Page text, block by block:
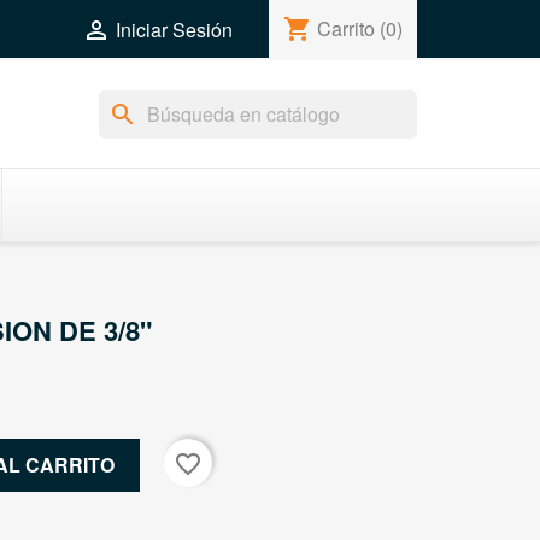
 Iniciar Sesión shopping_cart Carrito (0)
search
DE 3/8"
CARRITO favorite_border